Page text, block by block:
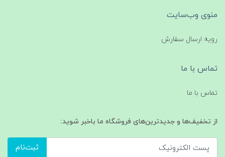
منوی وب‌سایت
رویه ارسال سفارش
تماس با ما
تماس با ما
از تخفیف‌ها و جدیدترین‌های فروشگاه ما باخبر شوید:
ثبت‌نام